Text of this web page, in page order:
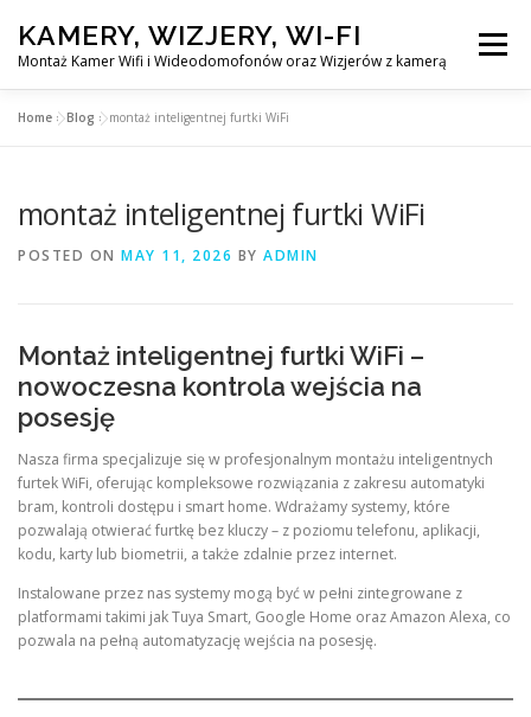
content
KAMERY, WIZJERY, WI-FI
Montaż Kamer Wifi i Wideodomofonów oraz Wizjerów z kamerą
Menu
MONTAŻ WIDEDOMOFONÓW
KONTAKT
EN
Home »Blog »montaż inteligentnej furtki WiFi
montaż inteligentnej furtki WiFi
POSTED ON MAY 11, 2026 BY ADMIN
Montaż inteligentnej furtki WiFi –
nowoczesna kontrola wejścia na
posesję
Nasza firma specjalizuje się w profesjonalnym montażu inteligentnych
furtek WiFi, oferując kompleksowe rozwiązania z zakresu automatyki
bram, kontroli dostępu i smart home. Wdrażamy systemy, które
pozwalają otwierać furtkę bez kluczy – z poziomu telefonu, aplikacji,
kodu, karty lub biometrii, a także zdalnie przez internet.
Instalowane przez nas systemy mogą być w pełni zintegrowane z
platformami takimi jak Tuya Smart, Google Home oraz Amazon Alexa, co
pozwala na pełną automatyzację wejścia na posesję.